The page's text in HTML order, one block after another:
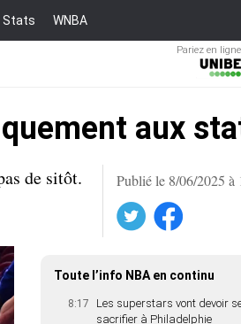
Stats WNBA
Pariez en
aux
Publié le 8/06/2025 à
Facebook
de sitôt.
Toute l’info NBA en continu
8:17
Les superstars vont devoir
sacrifier à Philadelphie